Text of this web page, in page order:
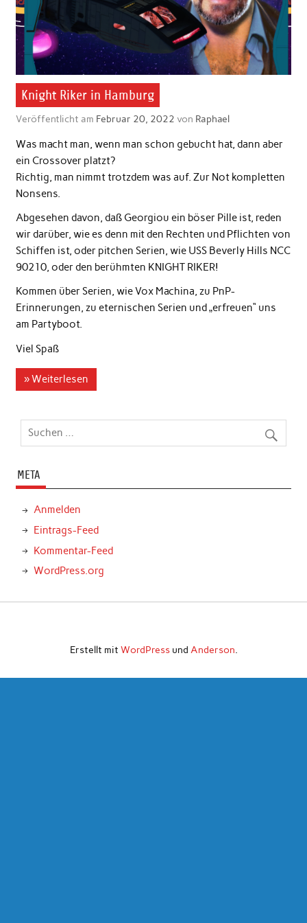
Knight Riker in Hamburg
Veröffentlicht am Februar 20, 2022 von Raphael
Was macht man, wenn man schon gebucht hat, dann aber
ein Crossover platzt?
Richtig, man nimmt trotzdem was auf. Zur Not kompletten
Nonsens.
Abgesehen davon, daß Georgiou ein böser Pille ist, reden
wir darüber, wie es denn mit den Rechten und Pflichten von
Schiffen ist, oder pitchen Serien, wie USS Beverly Hills NCC
90210, oder den berühmten KNIGHT RIKER!
Kommen über Serien, wie Vox Machina, zu PnP-
Erinnerungen, zu eternischen Serien und „erfreuen“ uns
am Partyboot.
Viel Spaß
» Weiterlesen
META
Anmelden
Eintrags-Feed
Kommentar-Feed
WordPress.org
Erstellt mit WordPressund Anderson